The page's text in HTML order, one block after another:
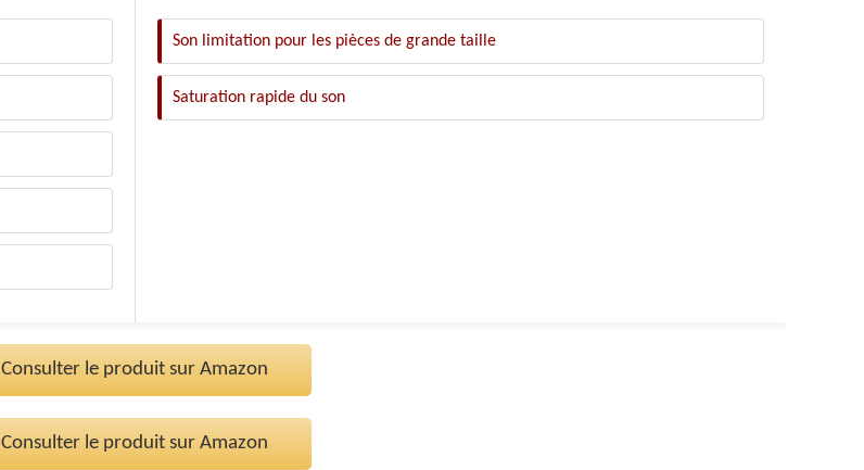
Son limitation pour les pièces de grande taille
Saturation rapide du son
Consulter le produit sur Amazon
Consulter le produit sur Amazon